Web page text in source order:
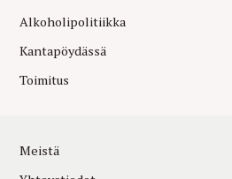
Alkoholipolitiikka
Kantapöydässä
Toimitus
Meistä